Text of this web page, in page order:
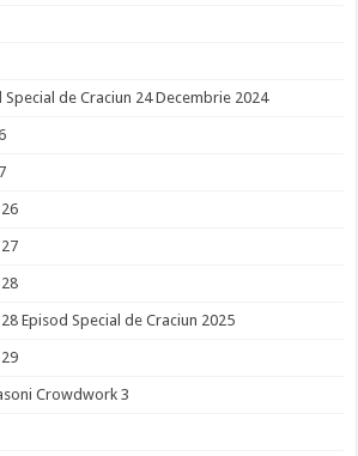
Special de Craciun 24 Decembrie 2024
Episod Special de Craciun 2025
Crowdwork 3